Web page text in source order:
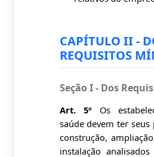
CAPÍTULO II -
REQUISITOS
Seção I - Dos
Art. 5ºOs
saúde devem ter seus
construção,
instalação